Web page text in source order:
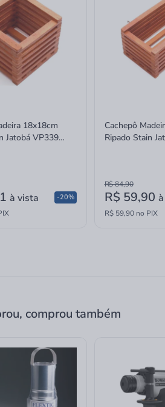
18x18cm
Jatobá VP339
à vista -20%
Cachepô
Ripado Stain
R$ 84,90
R$ 59,90
R$ 59,90 no PIX
comprou também